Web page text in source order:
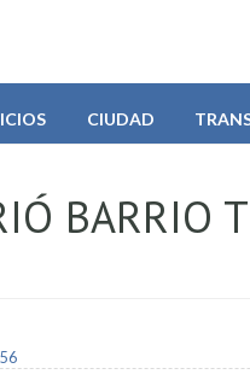
CIUDAD
BARRIO